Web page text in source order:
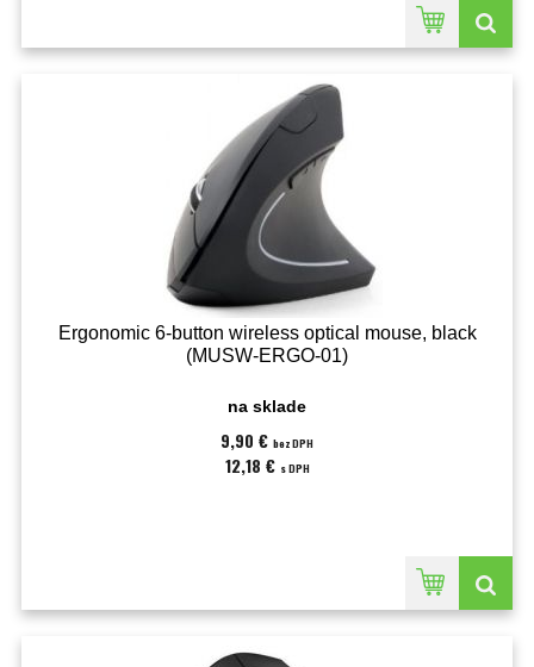
Ergonomic 6-button wireless optical mouse, black
(MUSW-ERGO-01)
na sklade
9,90 € bez DPH
12,18 € s DPH